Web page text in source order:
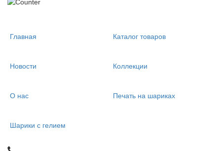
Главная Каталог товаров
Новости Коллекции
О нас Печать на шариках
Шарики с гелием